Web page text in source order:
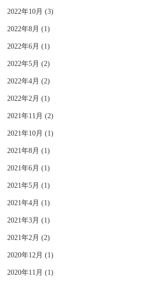
2022年10月 (3)
2022年8月 (1)
2022年6月 (1)
2022年5月 (2)
2022年4月 (2)
2022年2月 (1)
2021年11月 (2)
2021年10月 (1)
2021年8月 (1)
2021年6月 (1)
2021年5月 (1)
2021年4月 (1)
2021年3月 (1)
2021年2月 (2)
2020年12月 (1)
2020年11月 (1)